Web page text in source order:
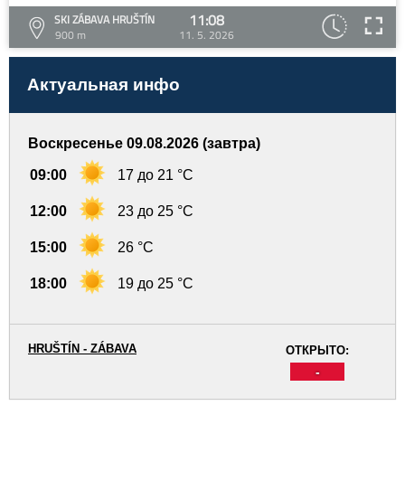
SKI ZÁBAVA HRUŠTÍN
900 m
11:08
11. 5. 2026
Актуальная инфо
Воскресенье 09.08.2026 (завтра)
09:00 17 до 21 °C
12:00 23 до 25 °C
15:00 26 °C
18:00 19 до 25 °C
ОТКРЫТО:
-
HRUŠTÍN - ZÁBAVA